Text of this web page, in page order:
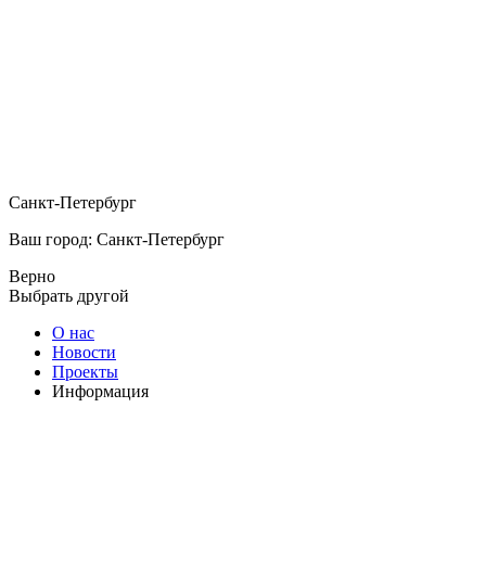
Санкт-Петербург
Ваш город: Санкт-Петербург
Верно
Выбрать другой
О нас
Новости
Проекты
Информация